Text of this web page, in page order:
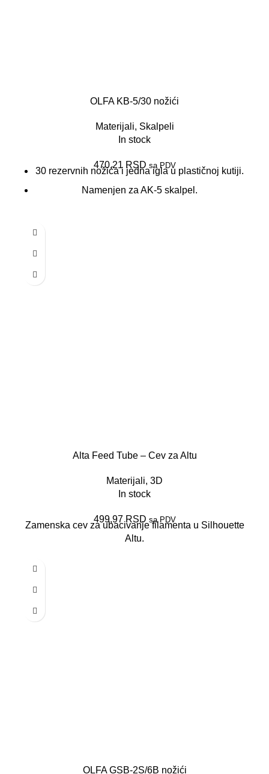
OLFA KB-5/30 nožići
Materijali, Skalpeli
In stock
470,21 RSD sa PDV
30 rezervnih nožića i jedna igla u plastičnoj kutiji.
Namenjen za AK-5 skalpel.
Alta Feed Tube – Cev za Altu
Materijali, 3D
In stock
499,97RSD sa PDV
Zamenska cev za ubacivanje filamenta u Silhouette
Altu.
OLFA GSB-2S/6B nožići